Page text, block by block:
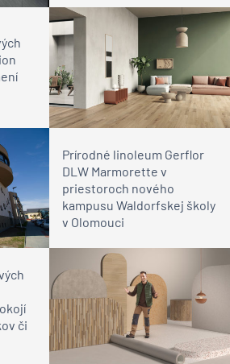
Prírodné linoleum Gerflor
DLW Marmorette v
priestoroch nového
kampusu Waldorfskej školy
v Olomouci
či